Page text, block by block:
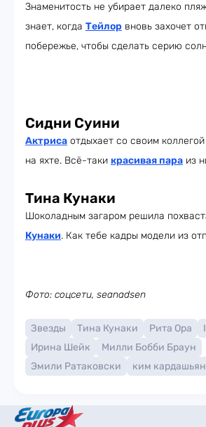
Знаменитость не убирает далеко
знает, когда Тейлор вновь захочет
побережье, чтобы сделать серию
Сидни Суини
Актриса отдыхает со своим
на яхте. Всё-таки красивая пара из
Тина Кунаки
Шоколадным загаром решила
Кунаки. Как тебе кадры модели из
Фото: соцсети, seanadsen
Звезды Тина Кунаки Рита Ора
Ирина Шейк
Милли Бобби Браун
Эмили Ратаковски
ким кардашьян